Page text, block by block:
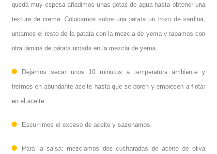
queda muy espesa añadimos unas gotas de agua hasta obtener una
textura de crema. Colocamos sobre una patata un trozo de sardina,
untamos el resto de la patata con la mezcla de yema y tapamos con
otra lámina de patata untada en la mezcla de yema.
Dejamos secar unos 10 minutos a temperatura ambiente y
freímos en abundante aceite hasta que se doren y empiecen a flotar
en el aceite.
Escurrimos el exceso de aceite y sazonamos.
Para la salsa: mezclamos dos cucharadas de aceite de oliva